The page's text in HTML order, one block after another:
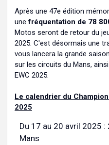
Après une 47e édition
unefréquentation de 78
Motos seront de retour du
2025. C'est désormais une
vous lancera la grande
sur les circuits du Mans,
EWC 2025.
Le calendrier du
2025
Du 17 au 20 avril 2025
Mans